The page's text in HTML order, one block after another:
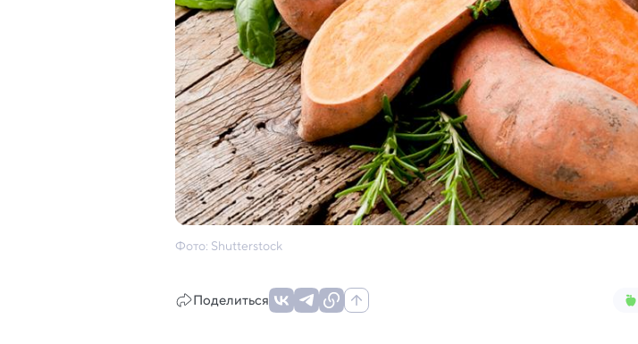
Фото: Shutterstock
Поделиться